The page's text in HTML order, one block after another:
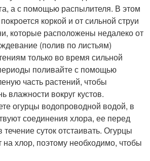
а с помощью распылителя. В этом
коркой и от сильной струи
которые расположены недалеко от
(полив по листьям)
только во время сильной
поливайте с помощью
часть растений, чтобы
влажности вокруг кустов.
огурцы водопроводной водой, в
соединения хлора, ее перед
суток отстаивать. Огурцы
на хлор, поэтому необходимо, чтобы